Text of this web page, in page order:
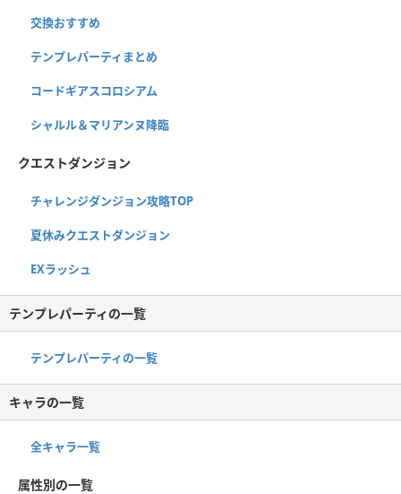
交換おすすめ
テンプレパーティまとめ
コードギアスコロシアム
シャルル＆マリアンヌ降臨
クエストダンジョン
チャレンジダンジョン攻略TOP
夏休みクエストダンジョン
EXラッシュ
テンプレパーティの一覧
テンプレパーティの一覧
キャラの一覧
全キャラ一覧
属性別の一覧